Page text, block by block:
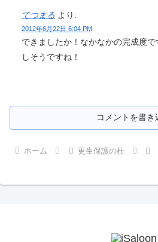
てつまる より:
2012年6月22日 6:04 PM
できましたか！なかなかの完成度
しそうですね！
コメントを書き
ホーム 更生保護の杜